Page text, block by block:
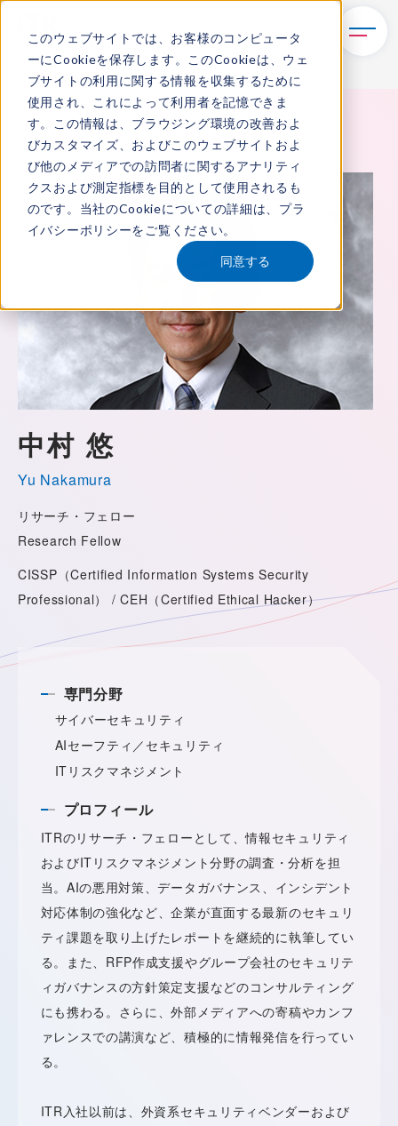
このウェブサイトでは、お客様のコンピュータ
ーにCookieを保存します。このCookieは、ウェ
ブサイトの利用に関する情報を収集するために
使用され、これによって利用者を記憶できま
す。この情報は、ブラウジング環境の改善およ
びカスタマイズ、およびこのウェブサイトおよ
び他のメディアでの訪問者に関するアナリティ
クスおよび測定指標を目的として使用されるも
のです。当社のCookieについての詳細は、 プラ
イバシーポリシーをご覧ください。
同意する
TOP ITRについて 所属アナリスト 中村 悠
中村 悠
Yu Nakamura
リサーチ・フェロー
Research Fellow
CISSP（Certified Information Systems Security
Professional） / CEH（Certified Ethical Hacker）
専門分野
サイバーセキュリティ
AIセーフティ／セキュリティ
ITリスクマネジメント
プロフィール
ITRのリサーチ・フェローとして、情報セキュリティ
およびITリスクマネジメント分野の調査・分析を担
当。AIの悪用対策、データガバナンス、インシデント
対応体制の強化など、企業が直面する最新のセキュリ
ティ課題を取り上げたレポートを継続的に執筆してい
る。また、RFP作成支援やグループ会社のセキュリテ
ィガバナンスの方針策定支援などのコンサルティング
にも携わる。さらに、外部メディアへの寄稿やカンフ
ァレンスでの講演など、積極的に情報発信を行ってい
る。
ITR入社以前は、外資系セキュリティベンダーおよび